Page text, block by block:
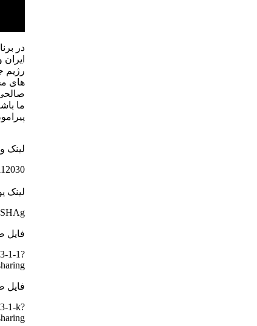
در
رژیم
های
ما
لینک
لینک
فایل
1-1?
فایل
1-k?